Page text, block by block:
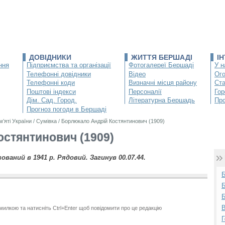
ДОВІДНИКИ
Підприємства та організації
Телефонні довідники
Телефонні коди
Поштові індекси
Дім. Сад. Город.
Прогноз погоди в Бершаді
ЖИТТЯ БЕРШАДІ
Фотогалереї Бершаді
Відео
Визначні місця району
Персоналії
Літературна Бершадь
У
України / Сумівка / Борлюкало Андрій Костянтинович (1909)
(1909)
в 1941 р. Рядовий. Загинув 00.07.44.
та натисніть Ctrl+Enter щоб повідомити про це редакцію